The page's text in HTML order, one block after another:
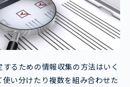
るための情報収集の方法はいく
い分けたり複数を組み合わせた